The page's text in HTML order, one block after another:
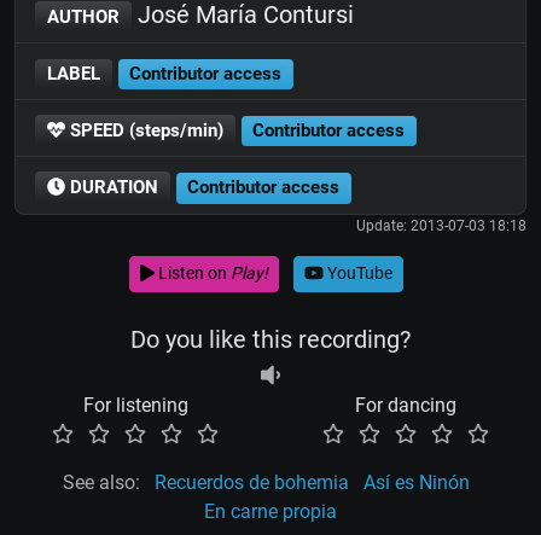
AUTHOR José María Contursi
LABEL Contributor access
SPEED (steps/min) Contributor access
DURATION Contributor access
Update: 2013-07-03 18:18
Listen on Play! YouTube
Do you like this recording?
For listening For dancing
See also: Recuerdos de bohemia
Así es Ninón
En carne propia